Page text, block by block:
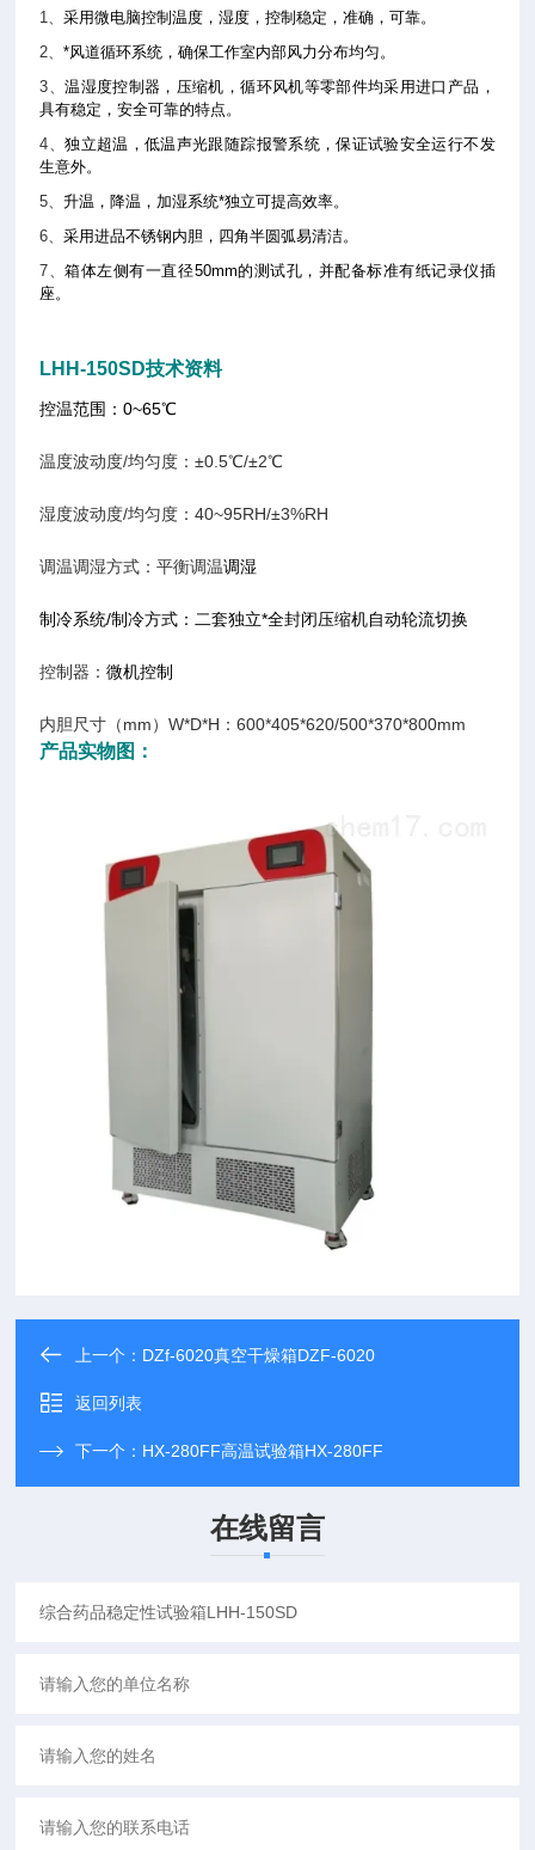
1、采用微电脑控制温度，湿度，控制稳定，准确，可靠。
2、*风道循环系统，确保工作室内部风力分布均匀。
3、温湿度控制器，压缩机，循环风机等零部件均采用进口产品，
具有稳定，安全可靠的特点。
4、独立超温，低温声光跟随踪报警系统，保证试验安全运行不发
生意外。
5、升温，降温，加湿系统*独立可提高效率。
6、采用进品不锈钢内胆，四角半圆弧易清洁。
7、箱体左侧有一直径50mm的测试孔，并配备标准有纸记录仪插
座。
LHH-150SD技术资料
控温范围：0~65℃
温度波动度/均匀度：±0.5℃/±2℃
湿度波动度/均匀度：40~95RH/±3%RH
调温调湿方式：平衡调温调湿
制冷系统/制冷方式：二套独立*全封闭压缩机自动轮流切换
控制器：微机控制
内胆尺寸（mm）W*D*H：600*405*620/500*370*800mm
产品实物图：
上一个： DZf-6020真空干燥箱DZF-6020
返回列表
下一个： HX-280FF高温试验箱HX-280FF
在线留言